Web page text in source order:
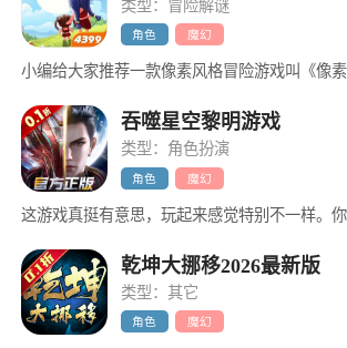
类型：冒险解谜
角色 魔幻
小编给大家推荐一款像素风格冒险游戏叫《像素
吞噬星空黎明游戏
类型：角色扮演
角色 魔幻
这游戏真挺有意思，玩起来感觉特别不一样。你
乾坤大挪移2026最新版
类型：其它
角色 魔幻